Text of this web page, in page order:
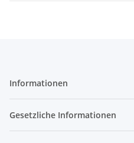
Informationen
Gesetzliche Informationen